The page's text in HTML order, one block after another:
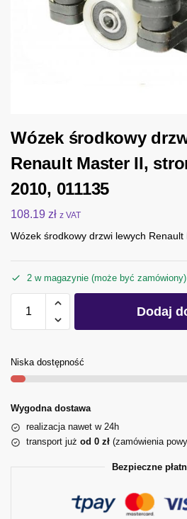
Wózek środkowy
Renault Master II,
2010, 011135
108.19 zł z VAT
Wózek środkowy drzwi lewych Renault
2 w magazynie (może być zamówiony)
Dodaj
Niska dostępność
Wygodna dostawa
realizacja nawet w 24h
transport już od 0 zł (zamówienia
Bezpieczne